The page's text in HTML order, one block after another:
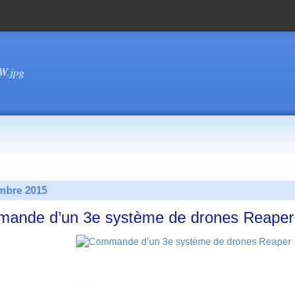
2015
d’un 3e système de drones Reaper